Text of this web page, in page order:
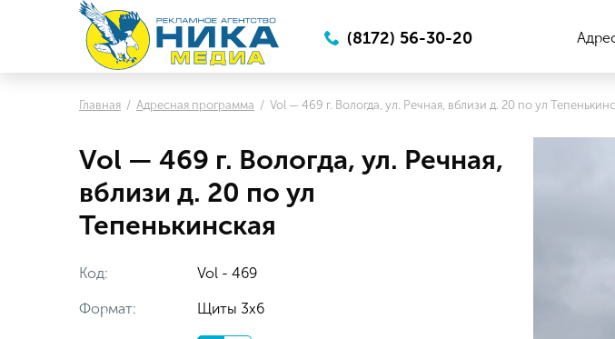
(8172) 56-30-20
Главная Адресная программа Vol — 469 г. Вологда, ул. Речная, вблизи д. 20 по ул
Vol — 469 г. Вологда, ул. Речная,
вблизи д. 20 по ул
Тепенькинская
Код: Vol - 469
Формат: Щиты 3x6